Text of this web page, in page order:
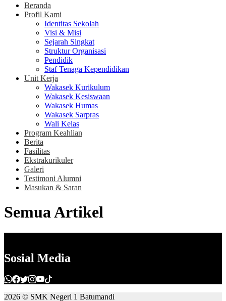
Beranda
Profil Kami
Identitas Sekolah
Visi & Misi
Sejarah Singkat
Struktur Organisasi
Pendidik
Staf Tenaga Kependidikan
Unit Kerja
Wakasek Kurikulum
Wakasek Kesiswaan
Wakasek Humas
Wakasek Sarpras
Wali Kelas
Program Keahlian
Berita
Fasilitas
Ekstrakurikuler
Galeri
Testimoni Alumni
Masukan & Saran
Semua Artikel
Sosial Media
2026 © SMK Negeri 1 Batumandi